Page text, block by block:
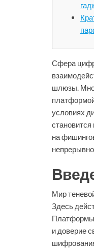
Сфера
шлюзы.
условиях
на
Мир
Здесь
Платформы,
и доверие